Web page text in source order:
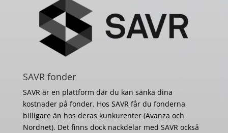
SAVR fonder
SAVR är en plattform där du kan sänka dina
kostnader på fonder. Hos SAVR får du fonderna
billigare än hos deras kunkurenter (Avanza och
Nordnet). Det finns dock nackdelar med SAVR också